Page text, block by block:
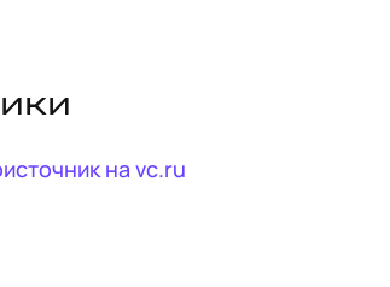
на vc.ru